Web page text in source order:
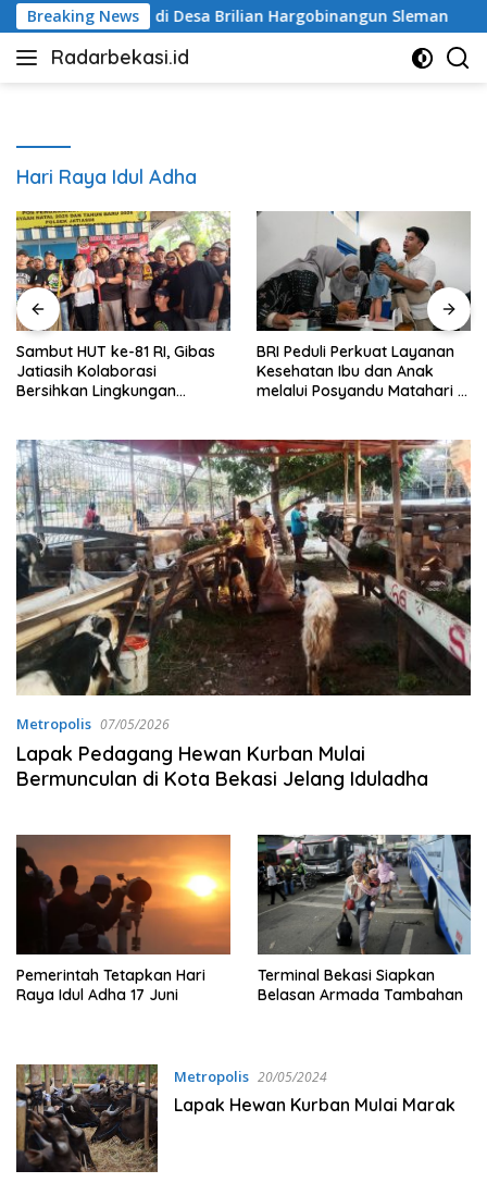
Langsung
ke
konten
Breaking News
Matahari di Desa Brilian Hargobinangun Sleman
Radarbekasi.id
Berita
Hari Raya Idul Adha
Sambut HUT ke-81 RI, Gibas
Jatiasih Kolaborasi
Bersihkan Lingkungan
BRI Peduli Perkuat Layanan
Kesehatan Ibu dan Anak
melalui Posyandu Matahari di
Metropolis 07/05/2026
Lapak Pedagang Hewan Kurban Mulai
Bermunculan di Kota Bekasi Jelang Iduladha
Pemerintah Tetapkan Hari
Raya Idul Adha 17 Juni
Terminal Bekasi Siapkan
Belasan Armada Tambahan
Metropolis 20/05/2024
Lapak Hewan Kurban Mulai Marak